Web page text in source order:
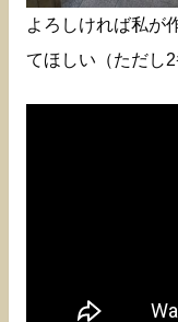
よろしければ私が
てほしい（ただし2